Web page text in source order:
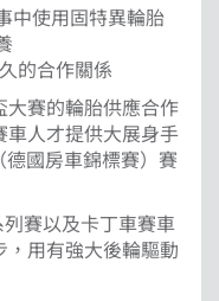
中使用固特異輪胎
的合作關係
大賽的輪胎供應合作
車人才提供大展身手
德國房車錦標賽）賽
賽以及卡丁車賽車
，用有強大後輪驅動